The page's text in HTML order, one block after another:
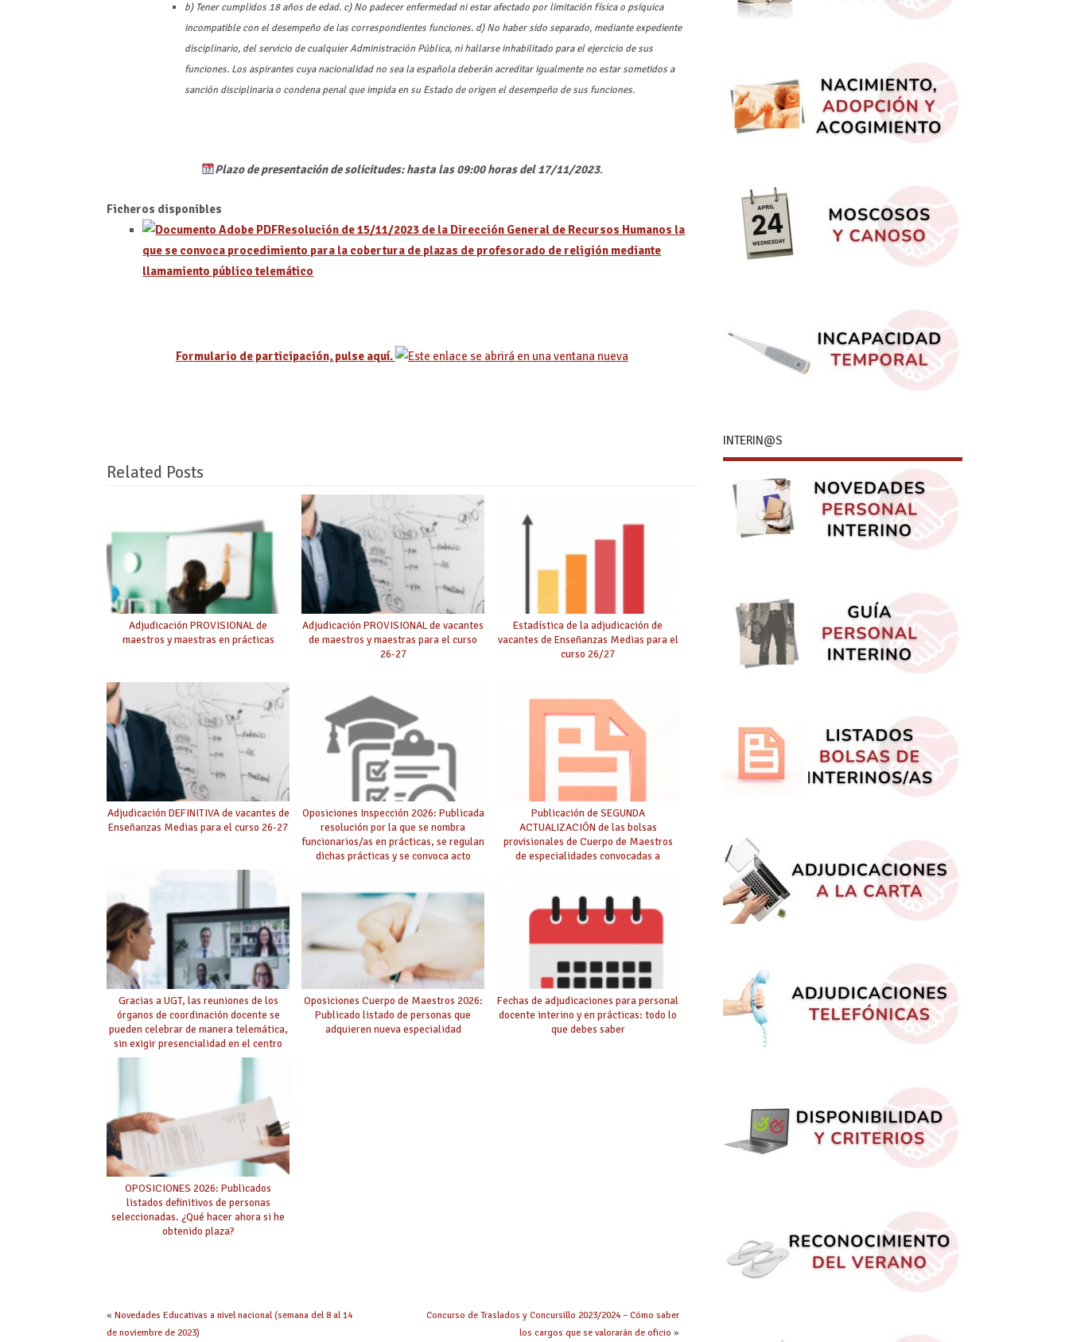
b) Tener cumplidos 18 años de edad. c) No padecer enfermedad ni estar afectado por limitación física o psíquica
incompatible con el desempeño de las correspondientes funciones. d) No haber sido separado, mediante expediente
disciplinario, del servicio de cualquier Administración Pública, ni hallarse inhabilitado para el ejercicio de sus
funciones. Los aspirantes cuya nacionalidad no sea la española deberán acreditar igualmente no estar sometidos a
sanción disciplinaria o condena penal que impida en su Estado de origen el desempeño de sus funciones.
Plazo de presentación de solicitudes: hasta las 09:00 horas del 17/11/2023.
Ficheros disponibles
Resolución de 15/11/2023 de la Dirección General de Recursos Humanos la
que se convoca procedimiento para la cobertura de plazas de profesorado de religión mediante
llamamiento público telemático
Formulario de participación, pulse aquí.
Related Posts
Adjudicación PROVISIONAL de
maestros y maestras en prácticas
Adjudicación PROVISIONAL de vacantes
de maestros y maestras para el curso
26-27
Estadística de la adjudicación de
vacantes de Enseñanzas Medias para el
curso 26/27
Adjudicación DEFINITIVA de vacantes de
Enseñanzas Medias para el curso 26-27
Oposiciones Inspección 2026: Publicada
resolución por la que se nombra
funcionarios/as en prácticas, se regulan
dichas prácticas y se convoca acto
Publicación de SEGUNDA
ACTUALIZACIÓN de las bolsas
provisionales de Cuerpo de Maestros
de especialidades convocadas a
Gracias a UGT, las reuniones de los
órganos de coordinación docente se
pueden celebrar de manera telemática,
sin exigir presencialidad en el centro
Oposiciones Cuerpo de Maestros 2026:
Publicado listado de personas que
adquieren nueva especialidad
Fechas de adjudicaciones para personal
docente interino y en prácticas: todo lo
que debes saber
OPOSICIONES 2026: Publicados
listados definitivos de personas
seleccionadas. ¿Qué hacer ahora si he
obtenido plaza?
«Novedades Educativas a nivel nacional (semana del 8 al 14
de noviembre de 2023)
Concurso de Traslados y Concursillo 2023/2024 – Cómo saber
los cargos que se valorarán de oficio »
INTERIN@S